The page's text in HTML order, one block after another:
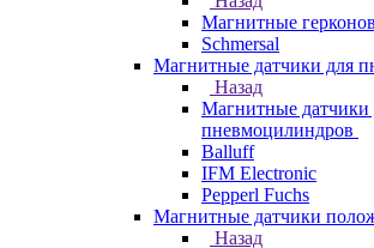
Магнитные
Schmersal
Магнитные датчики для
Назад
Магнитные датчики
пневмоцилиндров
Balluff
IFM Electronic
Pepperl Fuchs
Магнитные датчики
Назад